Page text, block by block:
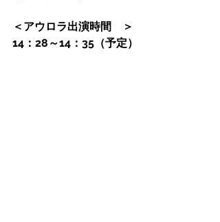
＜アウロラ出演時間　＞
14：28～14：35（予定）